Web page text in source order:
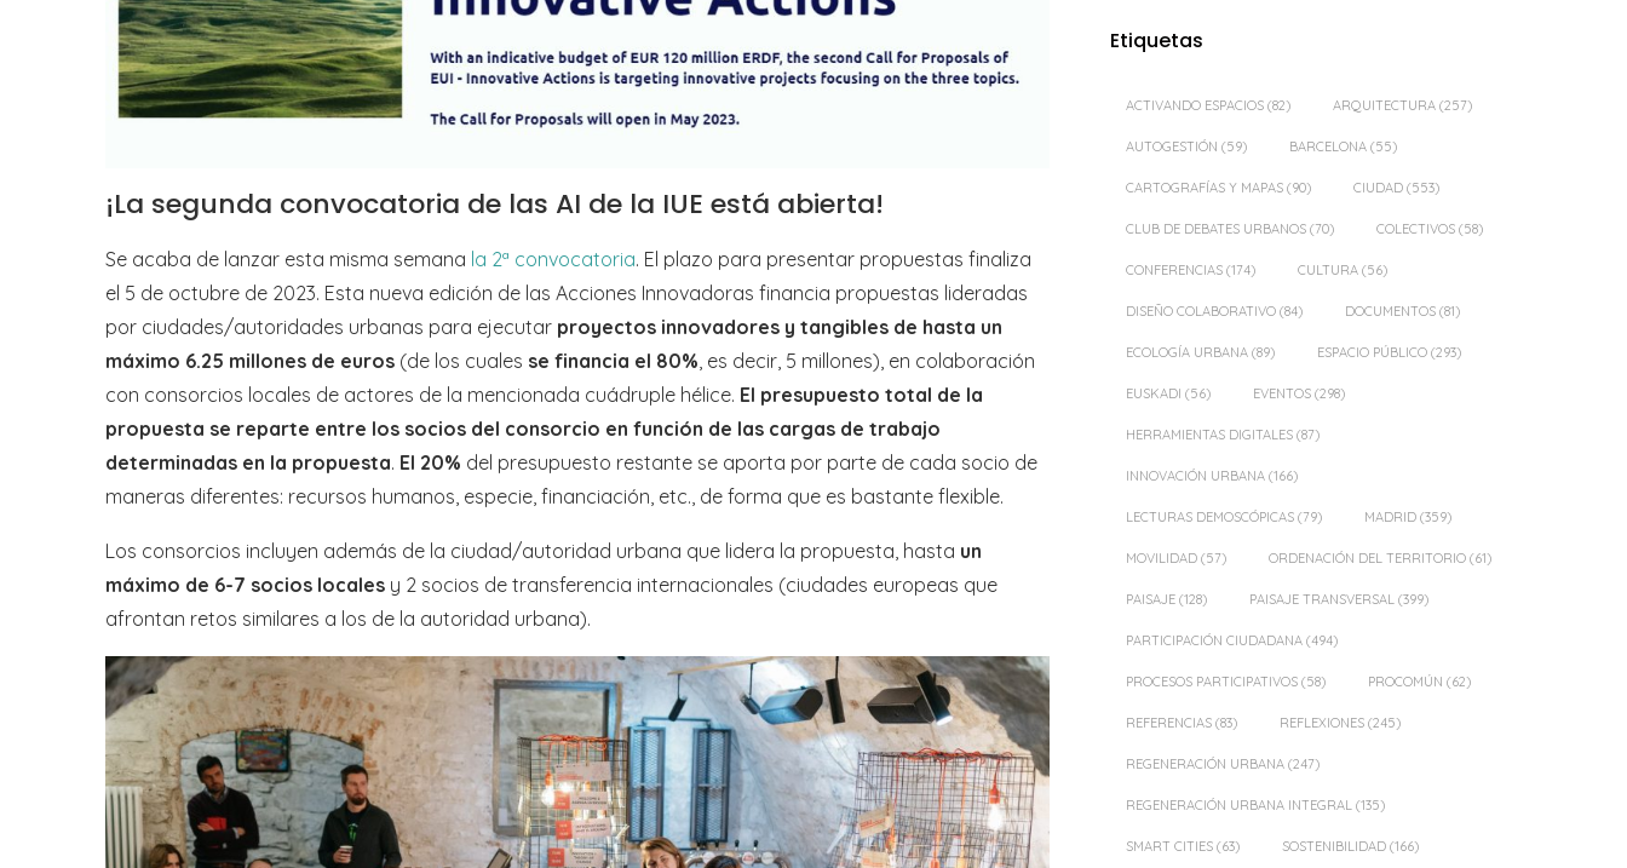
¡La segunda convocatoria de las AI de la IUE está abierta!
Se acaba de lanzar esta misma semana la 2ª convocatoria. El plazo para presentar propuestas finaliza
el 5 de octubre de 2023. Esta nueva edición de las Acciones Innovadoras financia propuestas lideradas
por ciudades/autoridades urbanas para ejecutar proyectos innovadores y tangibles de hasta un
máximo 6.25 millones de euros (de los cuales se financia el 80% , es decir, 5 millones), en colaboración
con consorcios locales de actores de la mencionada cuádruple hélice. El presupuesto total de la
propuesta se reparte entre los socios del consorcio en función de las cargas de trabajo
determinadas en la propuesta. El 20% del presupuesto restante se aporta por parte de cada socio de
maneras diferentes: recursos humanos, especie, financiación, etc., de forma que es bastante flexible.
Los consorcios incluyen además de la ciudad/autoridad urbana que lidera la propuesta, hasta un
máximo de 6-7 socios locales y 2 socios de transferencia internacionales (ciudades europeas que
afrontan retos similares a los de la autoridad urbana).
Etiquetas
ACTIVANDO ESPACIOS (82) ARQUITECTURA (257)
AUTOGESTIÓN (59) BARCELONA (55)
CARTOGRAFÍAS Y MAPAS (90) CIUDAD (553)
CLUB DE DEBATES URBANOS (70) COLECTIVOS (58)
CONFERENCIAS (174) CULTURA (56)
DISEÑO COLABORATIVO (84) DOCUMENTOS (81)
ECOLOGÍA URBANA (89) ESPACIO PÚBLICO (293)
EUSKADI (56) EVENTOS (298)
HERRAMIENTAS DIGITALES (87)
INNOVACIÓN URBANA (166)
LECTURAS DEMOSCÓPICAS (79) MADRID (359)
MOVILIDAD (57) ORDENACIÓN DEL TERRITORIO (61)
PAISAJE (128) PAISAJE TRANSVERSAL (399)
PARTICIPACIÓN CIUDADANA (494)
PROCESOS PARTICIPATIVOS (58) PROCOMÚN (62)
REFERENCIAS (83) REFLEXIONES (245)
REGENERACIÓN URBANA (247)
REGENERACIÓN URBANA INTEGRAL (135)
SMART CITIES (63) SOSTENIBILIDAD (166)